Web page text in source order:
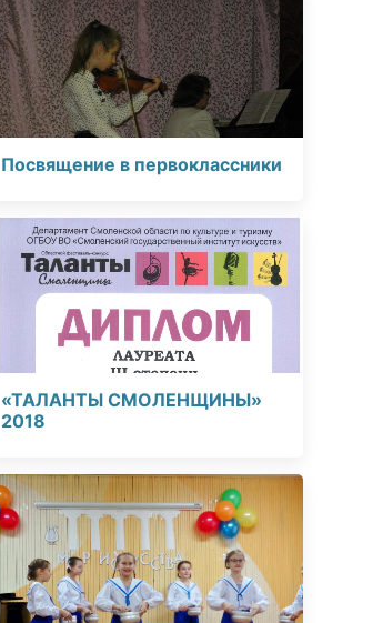
Посвящение в первоклассники
«ТАЛАНТЫ СМОЛЕНЩИНЫ»
2018